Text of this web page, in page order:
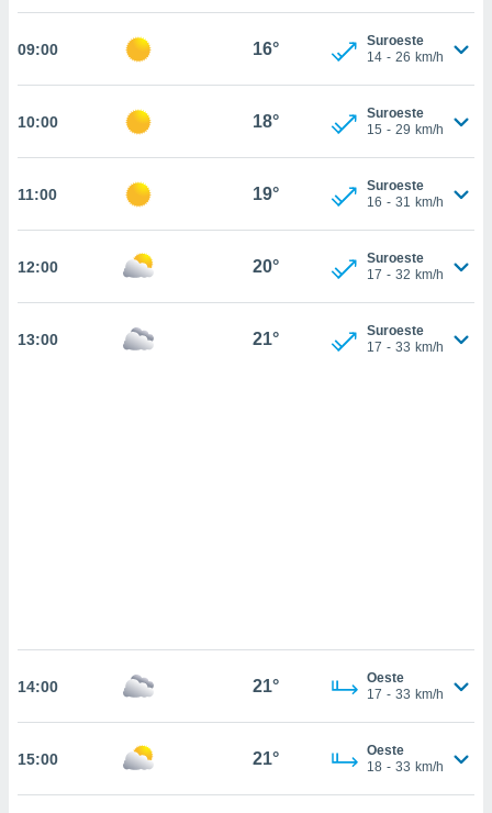
coste.
a la
todas
nuestros
nos
análisis
perfil
CONFIGURACIÓN
09:00 16°
Suroeste
14 - 26 km/h
10:00 18°
Suroeste
15 - 29 km/h
11:00 19°
Suroeste
16 - 31 km/h
12:00 20°
Suroeste
17 - 32 km/h
13:00 21°
Suroeste
17 - 33 km/h
14:00 21°
Oeste
17 - 33 km/h
15:00 21°
Oeste
18 - 33 km/h